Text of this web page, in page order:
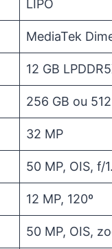
LIPO
MediaTek
12 GB
256 GB ou 512
32 MP
50 MP, OIS, f/
12 MP, 120º
50 MP, OIS,